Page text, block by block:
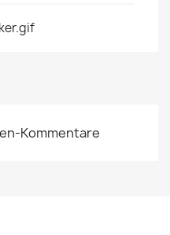
Kommentare